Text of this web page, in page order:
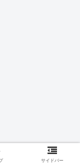
サイドバー